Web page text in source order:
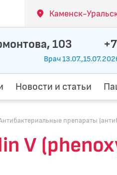
Каменск-
103
Врач
Новости и статьи
препараты
V